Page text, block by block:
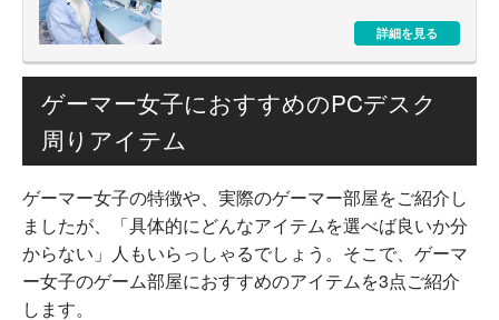
詳細を見る
ゲーマー女子におすすめのPCデスク
周りアイテム
ゲーマー女子の特徴や、実際のゲーマー部屋をご紹介し
ましたが、「具体的にどんなアイテムを選べば良いか分
からない」人もいらっしゃるでしょう。そこで、ゲーマ
ー女子のゲーム部屋におすすめのアイテムを3点ご紹介
します。